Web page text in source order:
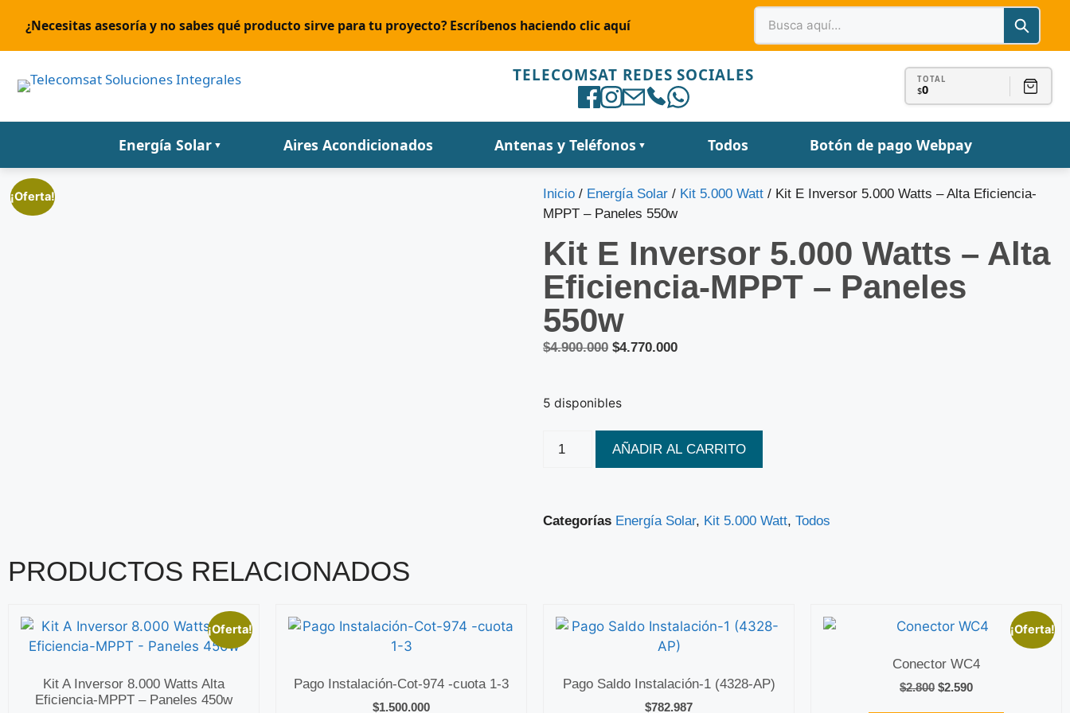
¿Necesitas asesoría y no sabes qué producto sirve para tu proyecto? Escríbenos haciendo clic aquí
TELECOMSAT REDES SOCIALES TOTAL
$0
Energía Solar ▼ Aires Acondicionados Antenas y Teléfonos ▼ Todos Botón de pago Webpay
¡Oferta! Inicio / Energía Solar / Kit 5.000 Watt / Kit E Inversor 5.000 Watts – Alta Eficiencia-
MPPT – Paneles 550w
Kit E Inversor 5.000 Watts – Alta
Eficiencia-MPPT – Paneles
550w
$4.900.000 $4.770.000
5 disponibles
AÑADIR AL CARRITO
Categorías Energía Solar, Kit 5.000 Watt, Todos
PRODUCTOS RELACIONADOS
¡Oferta!
Kit A Inversor 8.000 Watts Alta
Eficiencia-MPPT – Paneles 450w
Pago Instalación-Cot-974 -cuota 1-3
$1.500.000
Pago Saldo Instalación-1 (4328-AP)
$782.987
¡Oferta!
Conector WC4
$2.800 $2.590